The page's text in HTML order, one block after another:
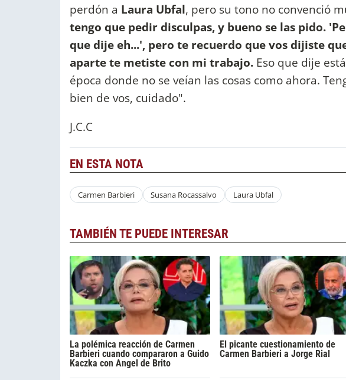
perdón a Laura Ubfal, pero su tono no convenció
tengo que pedir disculpas, y bueno se las pido.
que dije eh...', pero te recuerdo que vos dijiste
aparte te metiste con mi trabajo. Eso que dije
época donde no se veían las cosas como ahora.
bien de vos, cuidado".
J.C.C
EN ESTA NOTA
Carmen Barbieri Susana Rocassalvo Laura Ubfal
TAMBIÉN TE PUEDE INTERESAR
La polémica reacción de Carmen
Barbieri cuando compararon a Guido
Kaczka con Angel de Brito
El picante cuestionamiento de
Carmen Barbieri a Jorge Rial